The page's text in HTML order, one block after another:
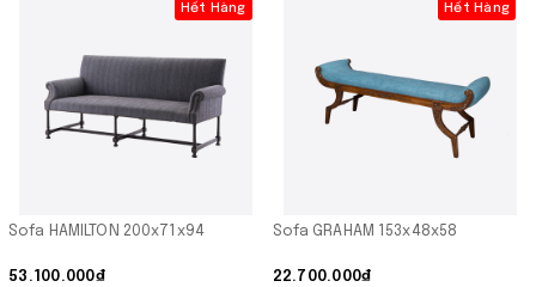
Hết Hàng
Sofa HAMILTON 200x71x94
53.100.000₫
Hết Hàng
Sofa GRAHAM 153x48x58
22.700.000₫